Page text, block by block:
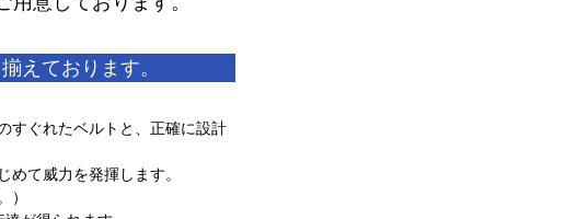
えております。
すぐれたベルトと、正確に設計
て威力を発揮します。
）